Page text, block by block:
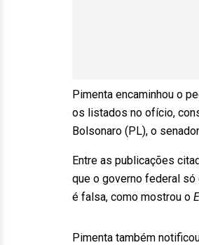
Pimenta encaminhou o
os listados no ofício,
Bolsonaro (PL), o
Entre as publicações
que o governo federal só
é falsa, como mostrou o
Pimenta também